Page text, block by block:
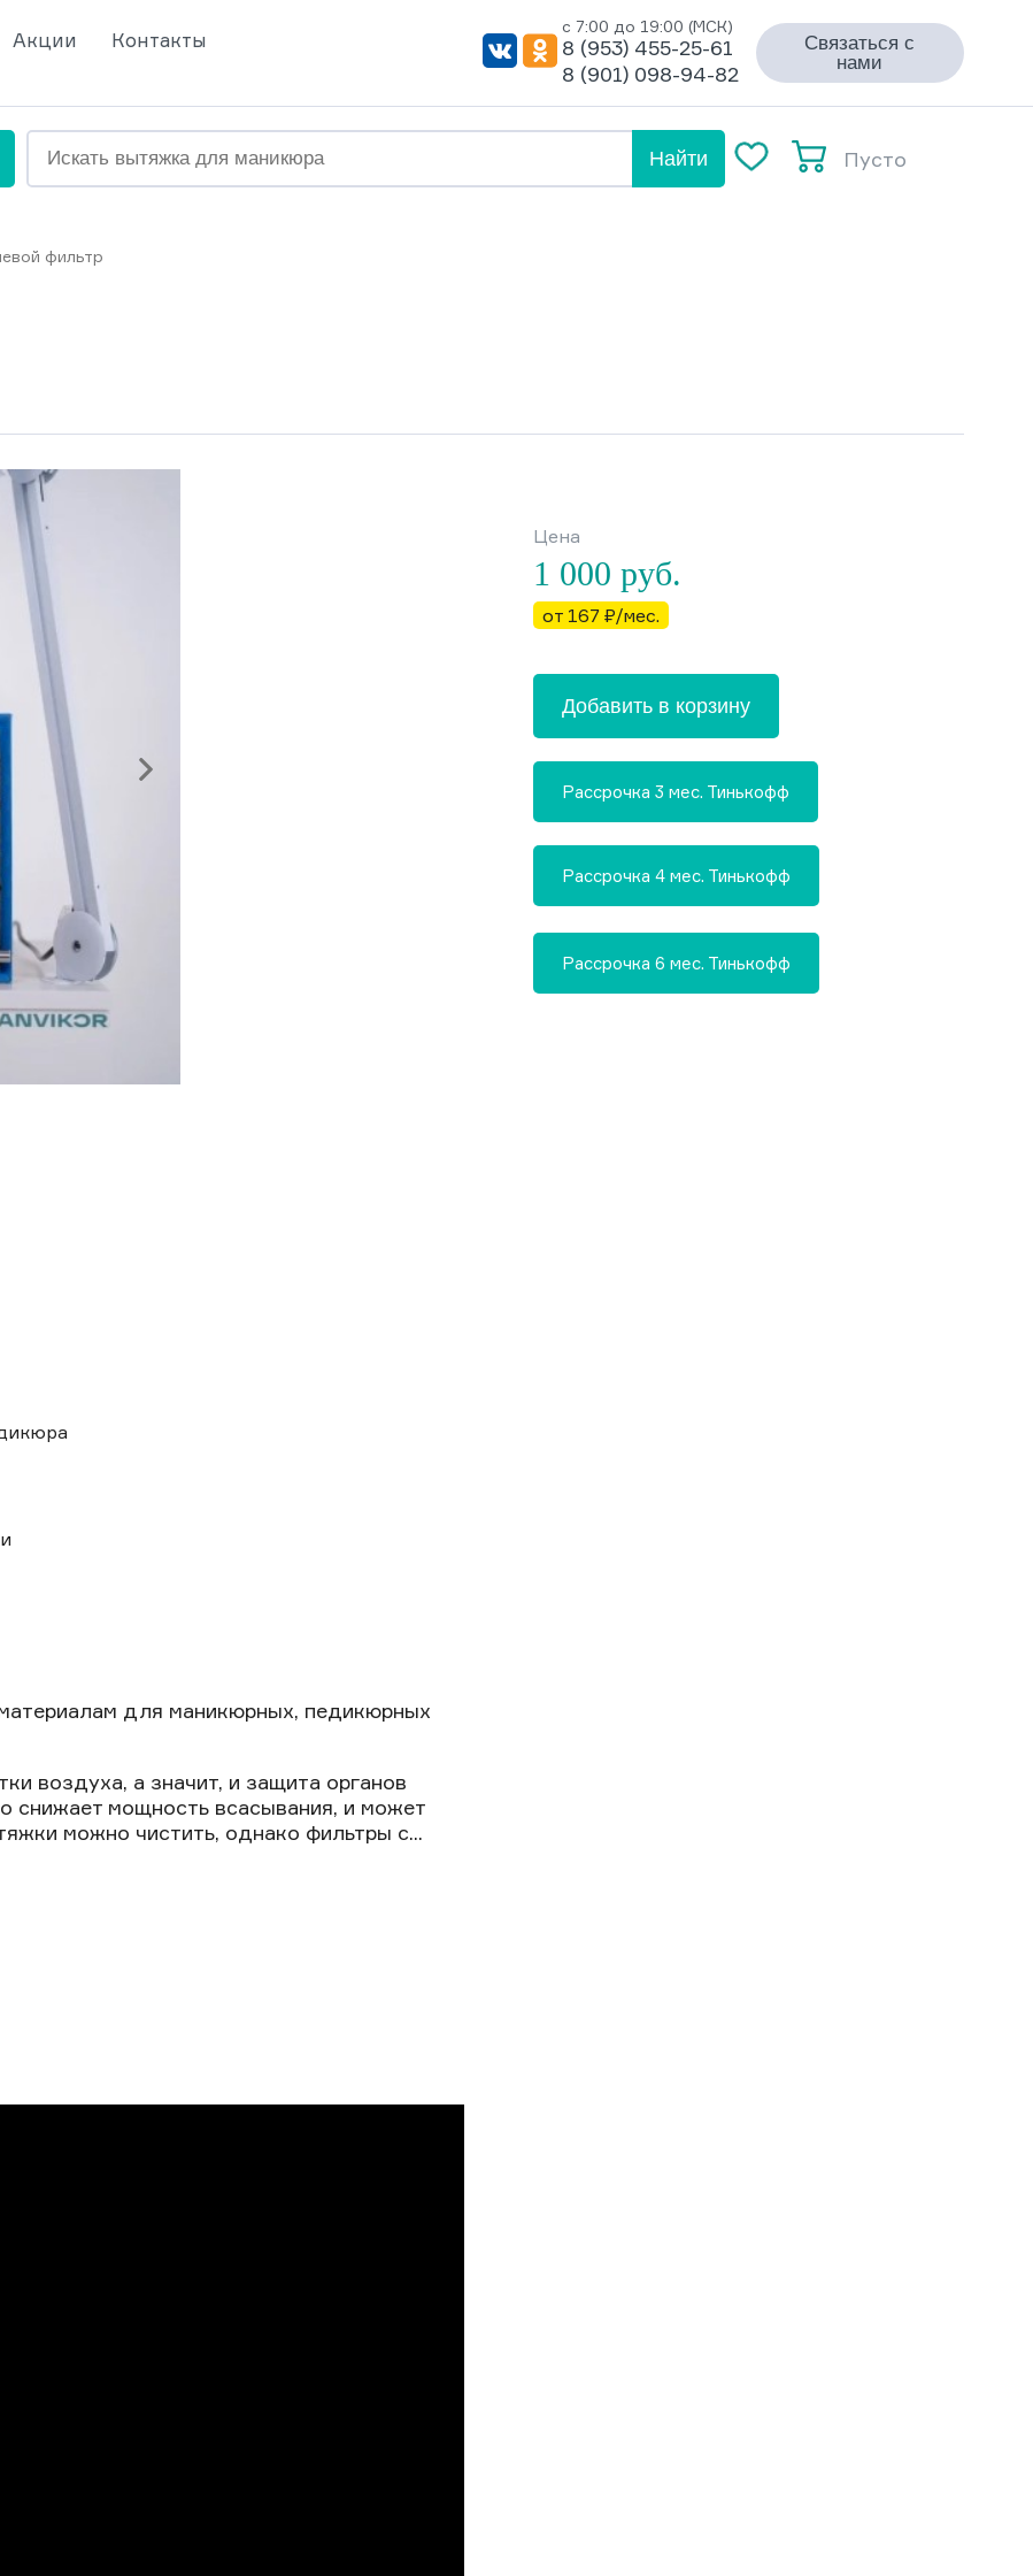
Акции
Контакты
с 7:00 до 19:00 (МСК)
8 (953) 455-25-61
8 (901) 098-94-82
Связаться с
нами
Найти Пусто
фильтр
для маникюрных, педикюрных
воздуха, а значит, и защита органов
снижает мощность всасывания, и может
можно чистить, однако фильтры с...
Цена
1 000 руб.
от 167 ₽/мес.
Добавить в корзину
Рассрочка 3 мес. Тинькофф
Рассрочка 4 мес. Тинькофф
Рассрочка 6 мес. Тинькофф